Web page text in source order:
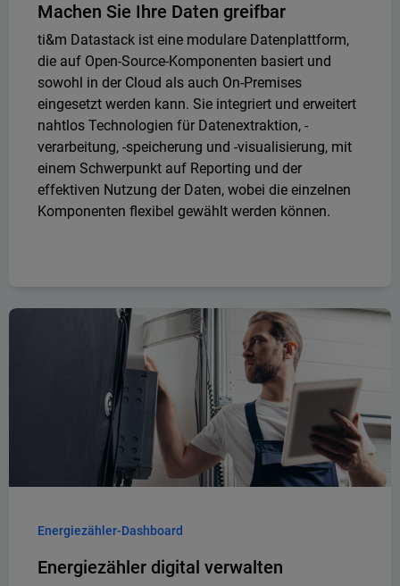
Machen Sie Ihre Daten greifbar
ti&m Datastack ist eine modulare Datenplattform,
die auf Open-Source-Komponenten basiert und
sowohl in der Cloud als auch On-Premises
eingesetzt werden kann. Sie integriert und erweitert
nahtlos Technologien für Datenextraktion, -
verarbeitung, -speicherung und -visualisierung, mit
einem Schwerpunkt auf Reporting und der
effektiven Nutzung der Daten, wobei die einzelnen
Komponenten flexibel gewählt werden können.
Energiezähler-Dashboard
Energiezähler digital verwalten